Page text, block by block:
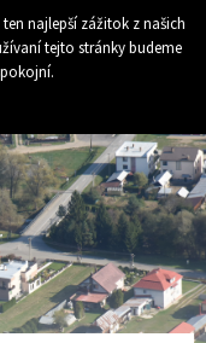
najlepší zážitok z našich
tejto stránky budeme